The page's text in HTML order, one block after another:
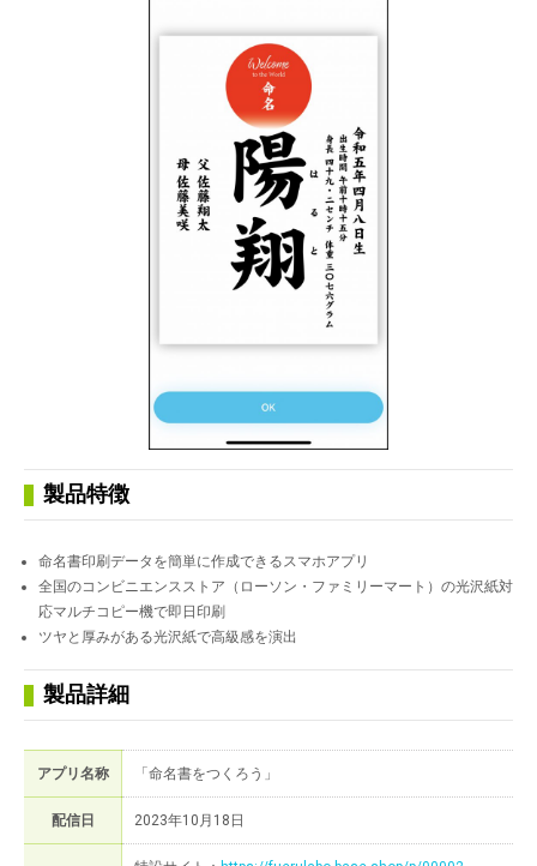
製品特徴
命名書印刷データを簡単に作成できるスマホアプリ
全国のコンビニエンスストア（ローソン・ファミリーマート）の光沢紙対
応マルチコピー機で即日印刷
ツヤと厚みがある光沢紙で高級感を演出
製品詳細
アプリ名称 「命名書をつくろう」
配信日 2023年10月18日